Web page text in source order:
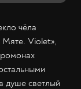
чёла
Violet»,
душе светлый